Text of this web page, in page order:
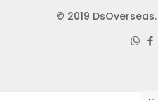
© 2019